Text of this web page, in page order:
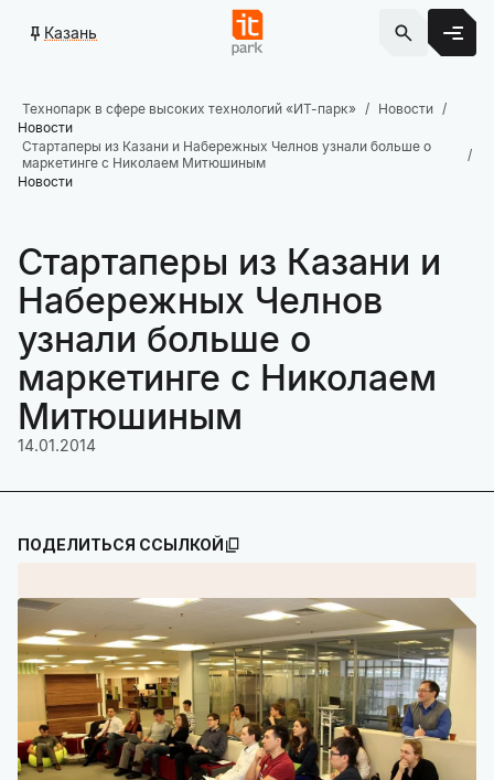
Казань
Технопарк в сфере высоких технологий «ИТ-парк»
Новости
Новости
Стартаперы из Казани и Набережных Челнов узнали больше о
маркетинге с Николаем Митюшиным
Новости
Стартаперы из Казани и
Набережных Челнов
узнали больше о
маркетинге с Николаем
Митюшиным
14.01.2014
ПОДЕЛИТЬСЯ ССЫЛКОЙ